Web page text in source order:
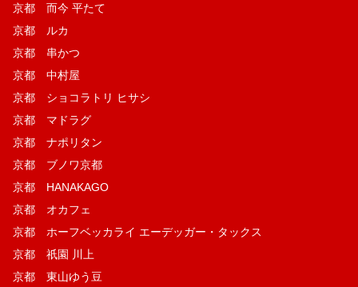
京都 而今 平たて
京都 ルカ
京都 串かつ
京都 中村屋
京都 ショコラトリ ヒサシ
京都 マドラグ
京都 ナポリタン
京都 ブノワ京都
京都 HANAKAGO
京都 オカフェ
京都 ホーフベッカライ エーデッガー・タックス
京都 祇園 川上
京都 東山ゆう豆